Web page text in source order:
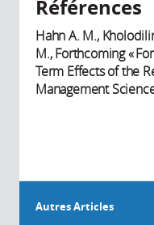
Références
Hahn A. M.,
M., Forthcoming «
Term Effects of the
Management
Autres Articles